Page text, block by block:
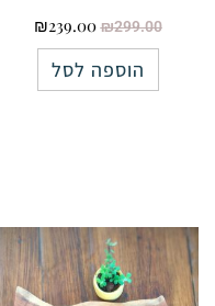
₪299.00
₪239.00
הוספה לסל